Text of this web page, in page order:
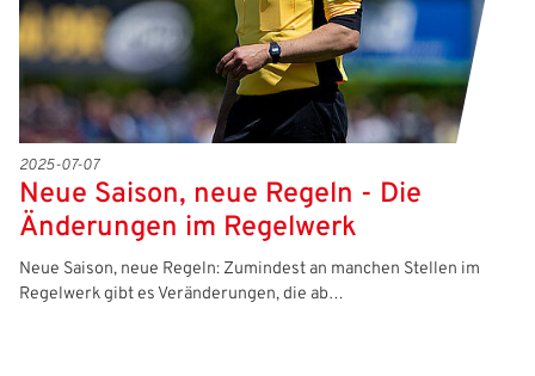
2025-07-07
Neue Saison, neue Regeln - Die
Änderungen im Regelwerk
Neue Saison, neue Regeln: Zumindest an manchen Stellen im
Regelwerk gibt es Veränderungen, die ab…